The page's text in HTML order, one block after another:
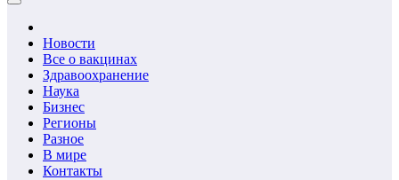
Новости
Все о вакцинах
Здравоохранение
Наука
Бизнес
Регионы
Разное
В мире
Контакты